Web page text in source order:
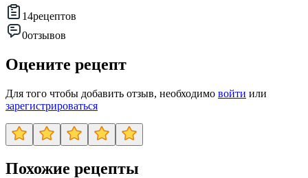
14рецептов
0отзывов
Оцените рецепт
Для того чтобы добавить отзыв, необходимо войти или
зарегистрироваться
Похожие рецепты